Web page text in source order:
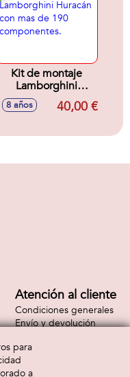
Kit de montaje
Lamborghini
Huracán con mas
de 190
8 años 40,00 €
Atención al cliente
Condiciones generales
Envío y devolución
para
a